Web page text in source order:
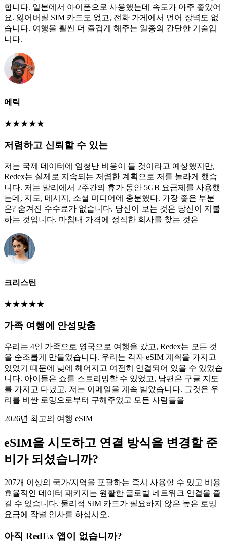
합니다. 일본에서 아이폰으로 사용했는데 속도가 아주 좋았어
요. 잃어버릴 SIM 카드도 없고, 전화 가게에서 언어 장벽도 없
습니다. 여행을 훨씬 더 즐겁게 해주는 일종의 간단한 기술입
니다.
에릭
★★★★★
저렴하고 신뢰할 수 있는
저는 국제 데이터에 엄청난 비용이 들 것이라고 예상했지만,
Redex는 실제로 지속되는 저렴한 계획으로 저를 놀라게 했습
니다. 저는 발리에서 2주간의 휴가 동안 5GB 요금제를 사용했
는데, 지도, 메시지, 소셜 미디어에 충분했다. 가장 좋은 부분
은? 숨겨진 수수료가 없습니다. 당신이 보는 것은 당신이 지불
하는 것입니다. 마침내 가격에 정직한 회사를 찾는 것은
크리스틴
★★★★★
가족 여행에 안성맞춤
우리는 4인 가족으로 영국으로 여행을 갔고, Redex는 모든 것
을 순조롭게 만들었습니다. 우리는 각자 eSIM 계획을 가지고
있었기 때문에 낮에 헤어지고 여전히 연결되어 있을 수 있었습
니다. 아이들은 쇼를 스트리밍할 수 있었고, 남편은 구글 지도
를 가지고 다녔고, 저는 이메일을 계속 받았습니다. 그것은 우
리를 비싼 로밍으로부터 구해주었고 모든 사람들을
2026년 최고의 여행 eSIM
eSIM을 시도하고 연결 방식을 변경할 준
비가 되셨습니까?
207개 이상의 국가/지역을 포괄하는 즉시 사용할 수 있고 비용
효율적인 데이터 패키지는 원활한 글로벌 네트워크 연결을 즐
길 수 있습니다. 물리적 SIM 카드가 필요하지 않은 높은 로밍
요금에 작별 인사를 하십시오.
아직 RedEx 앱이 없습니까?